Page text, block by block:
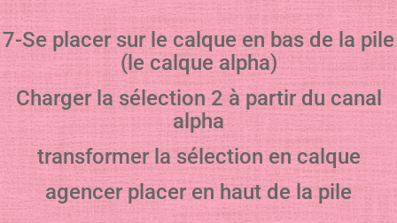
7-Se placer sur le calque en bas de la pile
(le calque alpha)
Charger la sélection 2 à partir du canal
alpha
transformer la sélection en calque
agencer placer en haut de la pile